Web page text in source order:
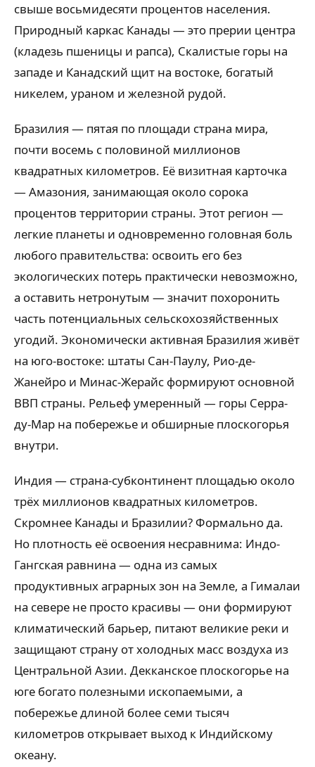
свыше восьмидесяти процентов населения.
Природный каркас Канады — это прерии центра
(кладезь пшеницы и рапса), Скалистые горы на
западе и Канадский щит на востоке, богатый
никелем, ураном и железной рудой.
Бразилия — пятая по площади страна мира,
почти восемь с половиной миллионов
квадратных километров. Её визитная карточка
— Амазония, занимающая около сорока
процентов территории страны. Этот регион —
легкие планеты и одновременно головная боль
любого правительства: освоить его без
экологических потерь практически невозможно,
а оставить нетронутым — значит похоронить
часть потенциальных сельскохозяйственных
угодий. Экономически активная Бразилия живёт
на юго-востоке: штаты Сан-Паулу, Рио-де-
Жанейро и Минас-Жерайс формируют основной
ВВП страны. Рельеф умеренный — горы Серра-
ду-Мар на побережье и обширные плоскогорья
внутри.
Индия — страна-субконтинент площадью около
трёх миллионов квадратных километров.
Скромнее Канады и Бразилии? Формально да.
Но плотность её освоения несравнима: Индо-
Гангская равнина — одна из самых
продуктивных аграрных зон на Земле, а Гималаи
на севере не просто красивы — они формируют
климатический барьер, питают великие реки и
защищают страну от холодных масс воздуха из
Центральной Азии. Декканское плоскогорье на
юге богато полезными ископаемыми, а
побережье длиной более семи тысяч
километров открывает выход к Индийскому
океану.